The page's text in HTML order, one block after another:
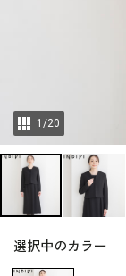
1 /20
選択中のカラー